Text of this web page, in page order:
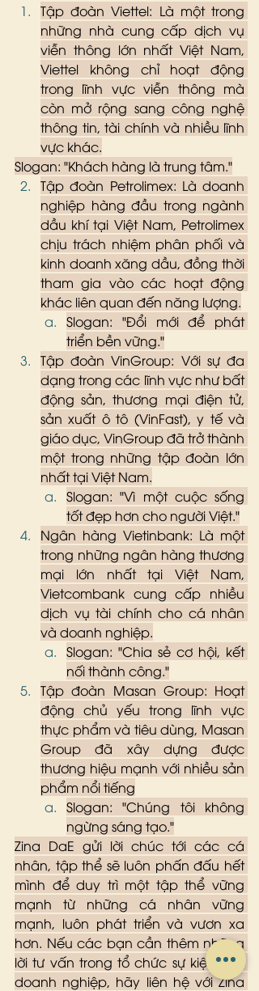
Tập đoàn Viettel: Là một trong
những nhà cung cấp dịch vụ
viễn thông lớn nhất Việt Nam,
Viettel không chỉ hoạt động
trong lĩnh vực viễn thông mà
còn mở rộng sang công nghệ
thông tin, tài chính và nhiều lĩnh
vực khác.
Slogan: "Khách hàng là trung tâm."
Tập đoàn Petrolimex: Là doanh
nghiệp hàng đầu trong ngành
dầu khí tại Việt Nam, Petrolimex
chịu trách nhiệm phân phối và
kinh doanh xăng dầu, đồng thời
tham gia vào các hoạt động
khác liên quan đến năng lượng.
Slogan: "Đổi mới để phát
triển bền vững."
Tập đoàn VinGroup: Với sự đa
dạng trong các lĩnh vực như bất
động sản, thương mại điện tử,
sản xuất ô tô (VinFast), y tế và
giáo dục, VinGroup đã trở thành
một trong những tập đoàn lớn
nhất tại Việt Nam.
Slogan: "Vì một cuộc sống
tốt đẹp hơn cho người Việt."
Ngân hàng Vietinbank: Là một
trong những ngân hàng thương
mại lớn nhất tại Việt Nam,
Vietcombank cung cấp nhiều
dịch vụ tài chính cho cá nhân
và doanh nghiệp.
Slogan: "Chia sẻ cơ hội, kết
nối thành công."
Tập đoàn Masan Group: Hoạt
động chủ yếu trong lĩnh vực
thực phẩm và tiêu dùng, Masan
Group đã xây dựng được
thương hiệu mạnh với nhiều sản
phẩm nổi tiếng
Slogan: "Chúng tôi không
ngừng sáng tạo."
Zina DaE gửi lời chúc tới các cá
nhân, tập thể sẽ luôn phấn đấu hết
mình để duy trì một tập thể vững
mạnh từ những cá nhân vững
mạnh, luôn phát triển và vươn xa
hơn. Nếu các bạn cần thêm những
lời tư vấn trong tổ chức sự kiện cho
doanh nghiệp, hãy liên hệ với Zina